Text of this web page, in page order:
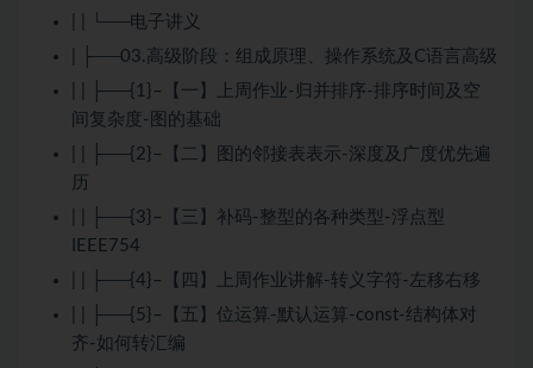
| | └──电子讲义
| ├──03.高级阶段：组成原理、操作系统及C语言高级
| | ├──{1}–【一】上周作业-归并排序-排序时间及空
间复杂度-图的基础
| | ├──{2}–【二】图的邻接表表示-深度及广度优先遍
历
| | ├──{3}–【三】补码-整型的各种类型-浮点型
IEEE754
| | ├──{4}–【四】上周作业讲解-转义字符-左移右移
| | ├──{5}–【五】位运算-默认运算-const-结构体对
齐-如何转汇编